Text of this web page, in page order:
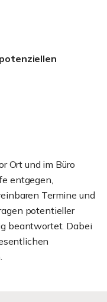
Ort und im Büro
entgegen,
Termine und
potentieller
beantwortet. Dabei